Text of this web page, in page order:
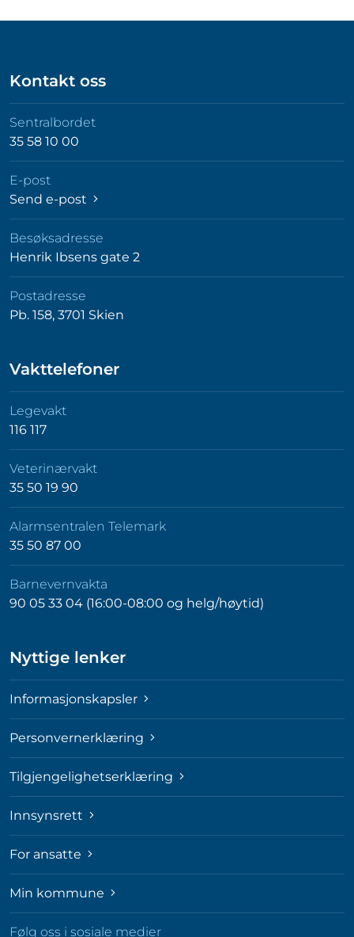
Kontakt oss
Sentralbordet
35 58 10 00
E-post
Send e-post
Besøksadresse
Henrik Ibsens gate 2
Postadresse
Pb. 158, 3701 Skien
Vakttelefoner
Legevakt
116 117
Veterinærvakt
35 50 19 90
Alarmsentralen Telemark
35 50 87 00
Barnevernvakta
90 05 33 04 (16:00-08:00 og helg/høytid)
Nyttige lenker
Informasjonskapsler
Personvernerklæring
Tilgjengelighetserklæring
Innsynsrett
For ansatte
Min kommune
Følg oss i sosiale medier